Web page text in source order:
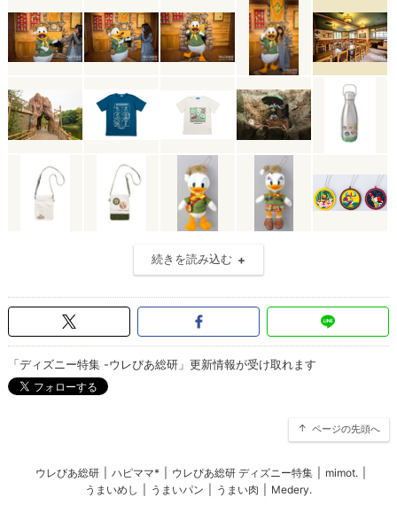
続きを読み込む
「ディズニー特集 -ウレぴあ総研」更新情報が受け取れます
ページの先頭へ
ウレぴあ総研 ハピママ* ウレぴあ総研 ディズニー特集 mimot.
うまいめし
うまいパン うまい肉 Medery.